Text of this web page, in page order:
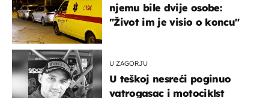
njemu bile dvije osobe:
"Život im je visio o koncu"
U ZAGORJU
U teškoj nesreći poginuo
vatrogasac i motociklst